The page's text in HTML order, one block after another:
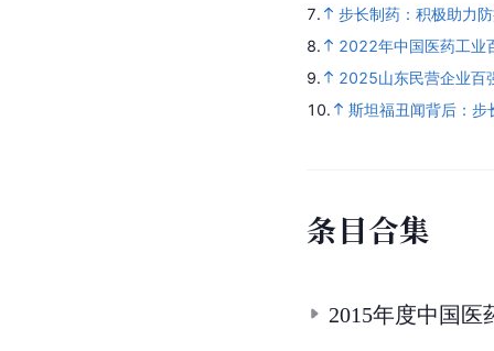
7.
步长制药：积极助力
8.
2022年中国医药工业
9.
2025山东民营企业百
10.
斯坦福丑闻背后：步
条目合集
2015年度中国医